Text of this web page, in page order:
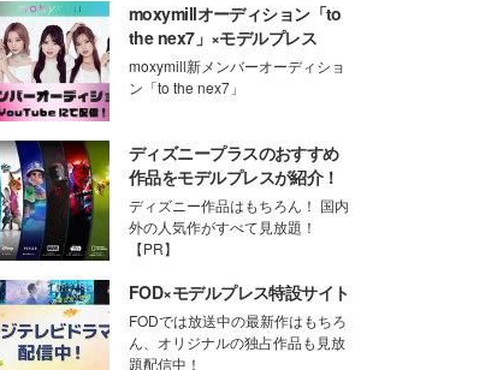
moxymillオーディション「to
the nex7」×モデルプレス
moxymill新メンバーオーディショ
ン「to the nex7」
ディズニープラスのおすすめ
作品をモデルプレスが紹介！
ディズニー作品はもちろん！ 国内
外の人気作がすべて見放題！
【PR】
FOD×モデルプレス特設サイト
FODでは放送中の最新作はもちろ
ん、オリジナルの独占作品も見放
題配信中！